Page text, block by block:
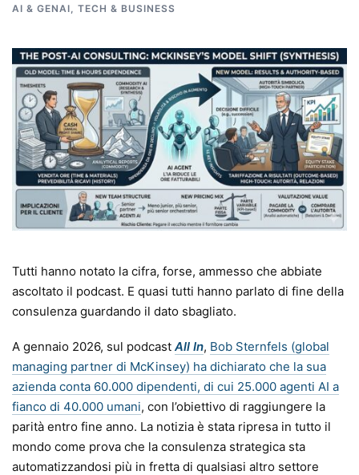
AI & GENAI, TECH & BUSINESS
Tutti hanno notato la cifra, forse, ammesso che abbiate
ascoltato il podcast. E quasi tutti hanno parlato di fine della
consulenza guardando il dato sbagliato.
A gennaio 2026, sul podcastAll In, Bob Sternfels (global
managing partner di McKinsey) ha dichiarato che la sua
azienda conta 60.000 dipendenti, di cui 25.000 agenti AI a
fianco di 40.000 umani, con l’obiettivo di raggiungere la
parità entro fine anno. La notizia è stata ripresa in tutto il
mondo come prova che la consulenza strategica sta
automatizzandosi più in fretta di qualsiasi altro settore